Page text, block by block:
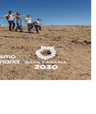
menos de un mes, es muy